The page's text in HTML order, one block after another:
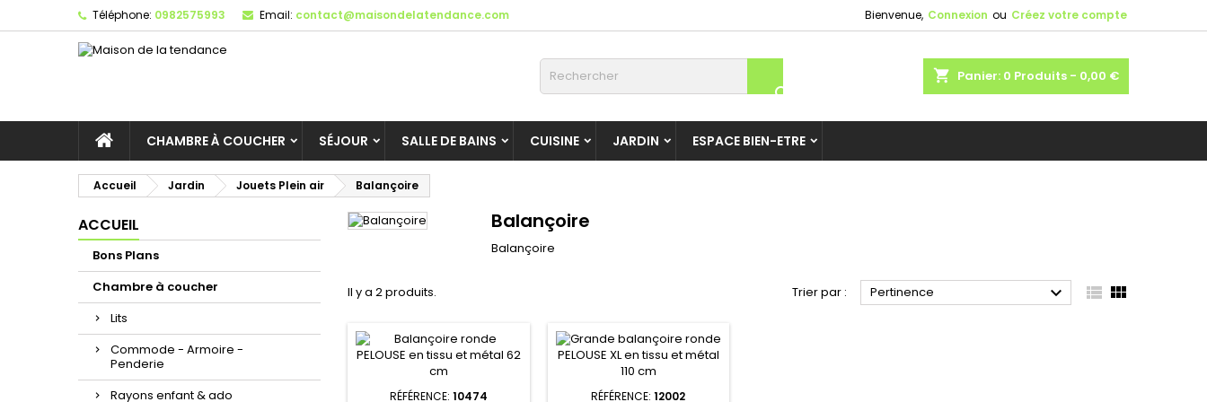
Téléphone: 0982575993 Email: contact@maisondelatendance.com Bienvenue, Connexion ou Créez votre compte
shopping_cart Panier: 0 Produits - 0,00 €

CHAMBRE À COUCHER SÉJOUR SALLE DE BAINS CUISINE JARDIN ESPACE BIEN-ETRE
Accueil Jardin Jouets Plein air Balançoire
ACCUEIL
Bons Plans
Chambre à coucher
Lits
Commode - Armoire -
Penderie
Rayons enfant & ado
Balançoire
Balançoire
Il y a 2 produits. Trier par : Pertinence   
RÉFÉRENCE: 10474
RÉFÉRENCE:12002